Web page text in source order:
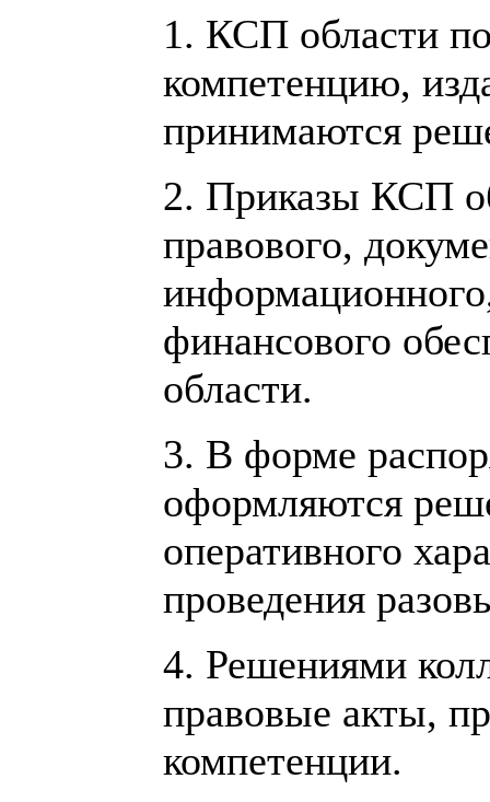
1. КСП области
компетенцию,
принимаются
2. Приказы КСП
правового,
финансового
области.
3. В форме
оформляются
оперативного
проведения
4. Решениями
правовые акты,
компетенции.